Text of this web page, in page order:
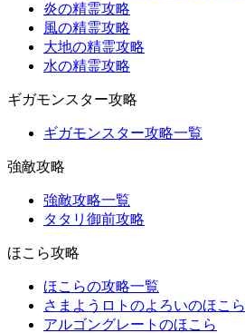
炎の精霊攻略
風の精霊攻略
大地の精霊攻略
水の精霊攻略
ギガモンスター攻略
ギガモンスター攻略一覧
強敵攻略
強敵攻略一覧
タタリ御前攻略
ほこら攻略
ほこらの攻略一覧
さまようロトのよろいのほこら
アルゴングレートのほこら